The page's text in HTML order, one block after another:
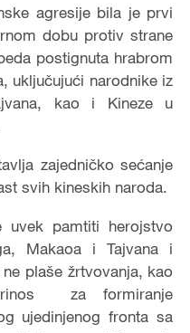
agresije bila je prvi
dobu protiv strane
postignuta hrabrom
uključujući narodnike iz
kao i Kineze u
zajedničko sećanje
svih kineskih naroda.
uvek pamtiti herojstvo
Makaoa i Tajvana i
plaše žrtvovanja, kao
za formiranje
ujedinjenog fronta sa